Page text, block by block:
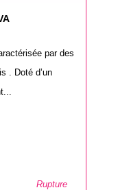
par des
. Doté d’un
Rupture